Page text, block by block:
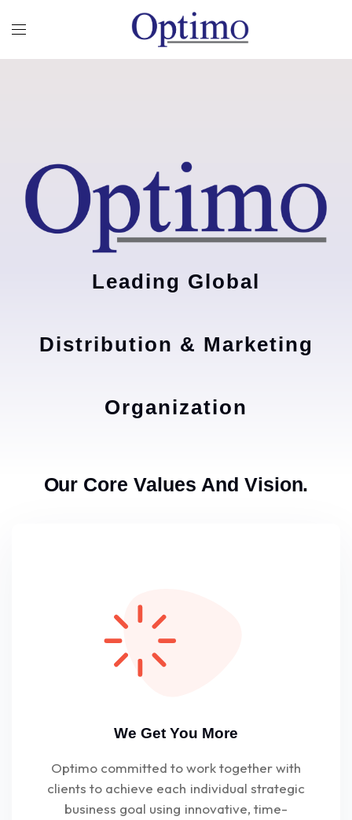
Leading Global
Distribution & Marketing
Organization
Our Core Values And Vision.
We Get You More
Optimo committed to work together with
clients to achieve each individual strategic
business goal using innovative, time-